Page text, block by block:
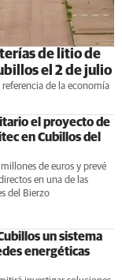
de litio de
el 2 de julio
de la economía
el proyecto de
en Cubillos del
de euros y prevé
en una de las
del Bierzo
un sistema
energéticas